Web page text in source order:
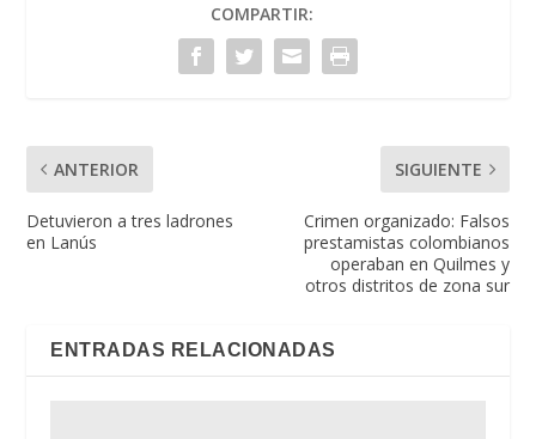
COMPARTIR:
ANTERIOR
Detuvieron a tres ladrones
en Lanús
SIGUIENTE
Crimen organizado: Falsos
prestamistas colombianos
operaban en Quilmes y
otros distritos de zona sur
ENTRADAS RELACIONADAS